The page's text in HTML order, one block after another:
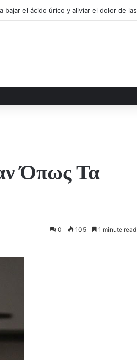
Όπως Τα
0 105 1 minute read